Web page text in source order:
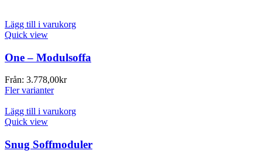
Lägg till i varukorg
Quick view
One – Modulsoffa
Från: 3.778,00kr
Fler varianter
Lägg till i varukorg
Quick view
Snug Soffmoduler